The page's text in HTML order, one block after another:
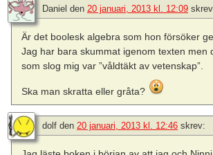
Daniel den 20 januari, 2013 kl. 12:09
Är det boolesk algebra som hon försöker
Jag har bara skummat igenom texten men
som slog mig var ”våldtäkt av vetenskap”.
Ska man skratta eller gråta?
dolf den 20 januari, 2013 kl. 12:46 skrev: